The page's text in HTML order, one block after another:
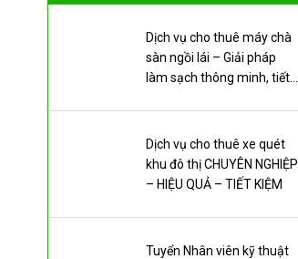
Dịch vụ cho thuê máy chà
sàn ngồi lái – Giải pháp
làm sạch thông minh, tiết
Dịch vụ cho thuê xe quét
khu đô thị CHUYÊN NGHIỆP
– HIỆU QUẢ – TIẾT KIỆM
Tuyển Nhân viên kỹ thuật